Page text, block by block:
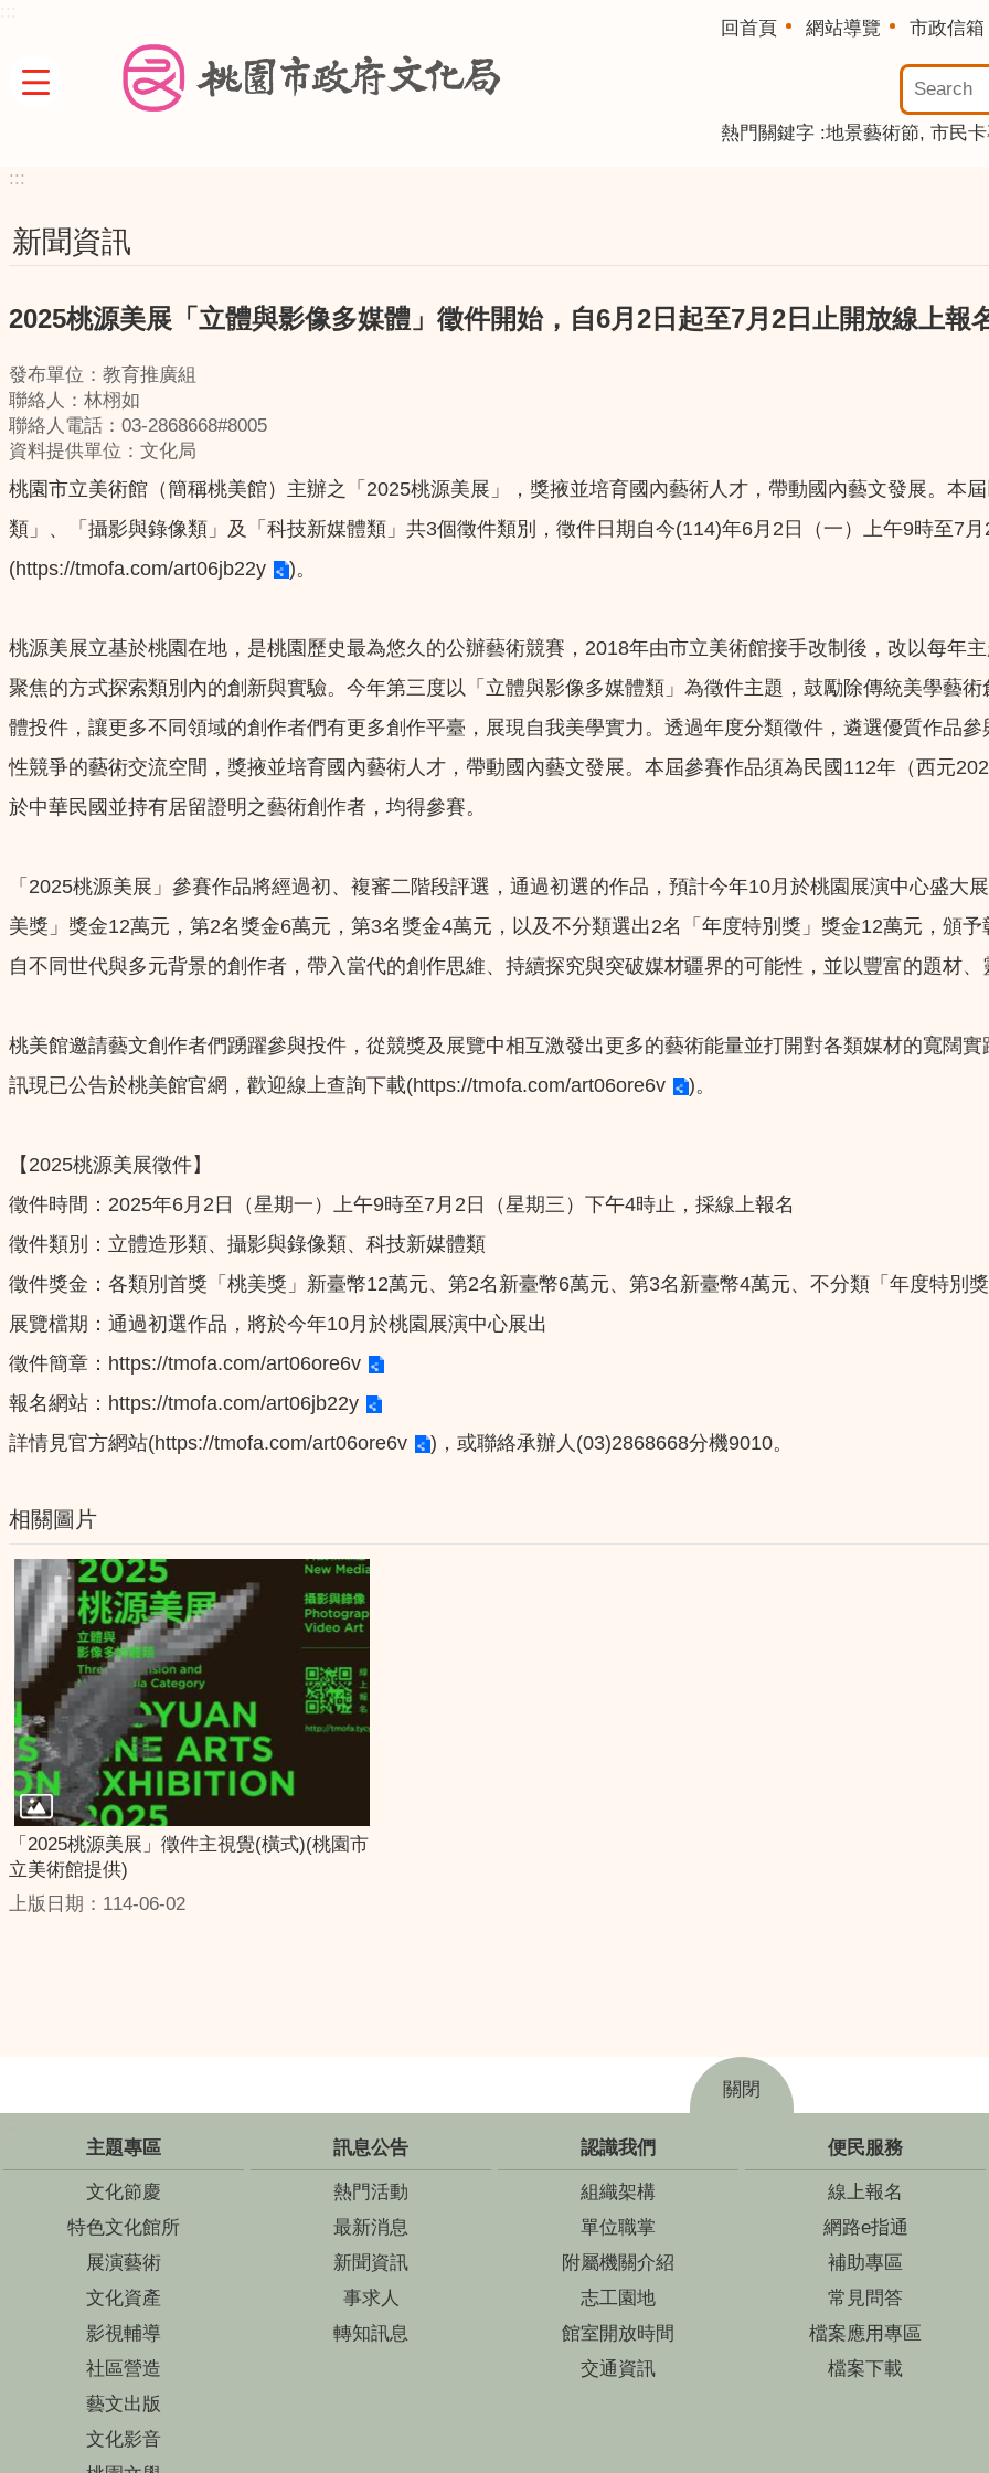
回首頁 網站導覽 市政信箱
熱門關鍵字 地景藝術節 市民
:::
新聞資訊
2025桃源美展「立體與影像多媒體」徵件開始，自6月2日起至7月2日止開放線上報
發布單位：教育推廣組
聯絡人：林栩如
聯絡人電話：03-2868668#8005
資料提供單位：文化局
桃園市立美術館（簡稱桃美館）主辦之「2025桃源美展」，獎掖並培育國內藝術人才，帶動國內藝文發展。本
類」、「攝影與錄像類」及「科技新媒體類」共3個徵件類別，徵件日期自今(114)年6月2日（一）上午9時至7
(https://tmofa.com/art06jb22y )。
桃源美展立基於桃園在地，是桃園歷史最為悠久的公辦藝術競賽，2018年由市立美術館接手改制後，改以每年
聚焦的方式探索類別內的創新與實驗。今年第三度以「立體與影像多媒體類」為徵件主題，鼓勵除傳統美學藝
體投件，讓更多不同領域的創作者們有更多創作平臺，展現自我美學實力。透過年度分類徵件，遴選優質作品
性競爭的藝術交流空間，獎掖並培育國內藝術人才，帶動國內藝文發展。本屆參賽作品須為民國112年（西元
於中華民國並持有居留證明之藝術創作者，均得參賽。
「2025桃源美展」參賽作品將經過初、複審二階段評選，通過初選的作品，預計今年10月於桃園展演中心盛大
美獎」獎金12萬元，第2名獎金6萬元，第3名獎金4萬元，以及不分類選出2名「年度特別獎」獎金12萬元，頒
自不同世代與多元背景的創作者，帶入當代的創作思維、持續探究與突破媒材疆界的可能性，並以豐富的題材
桃美館邀請藝文創作者們踴躍參與投件，從競獎及展覽中相互激發出更多的藝術能量並打開對各類媒材的寬闊
訊現已公告於桃美館官網，歡迎線上查詢下載(https://tmofa.com/art06ore6v )。
【2025桃源美展徵件】
徵件時間：2025年6月2日（星期一）上午9時至7月2日（星期三）下午4時止，採線上報名
徵件類別：立體造形類、攝影與錄像類、科技新媒體類
徵件獎金：各類別首獎「桃美獎」新臺幣12萬元、第2名新臺幣6萬元、第3名新臺幣4萬元、不分類「年度特別
展覽檔期：通過初選作品，將於今年10月於桃園展演中心展出
徵件簡章： https://tmofa.com/art06ore6v
報名網站： https://tmofa.com/art06jb22y
詳情見官方網站(https://tmofa.com/art06ore6v )，或聯絡承辦人(03)2868668分機9010。
相關圖片
「2025桃源美展」徵件主視覺(橫式)(桃園市
立美術館提供)
上版日期：114-06-02
關閉
主題專區
文化節慶
特色文化館所
展演藝術
文化資產
影視輔導
社區營造
藝文出版
文化影音
訊息公告
熱門活動
最新消息
新聞資訊
事求人
轉知訊息
認識我們
組織架構
單位職掌
附屬機關介紹
志工園地
館室開放時間
交通資訊
便民服務
線上報名
網路e指通
補助專區
常見問答
檔案應用專區
檔案下載